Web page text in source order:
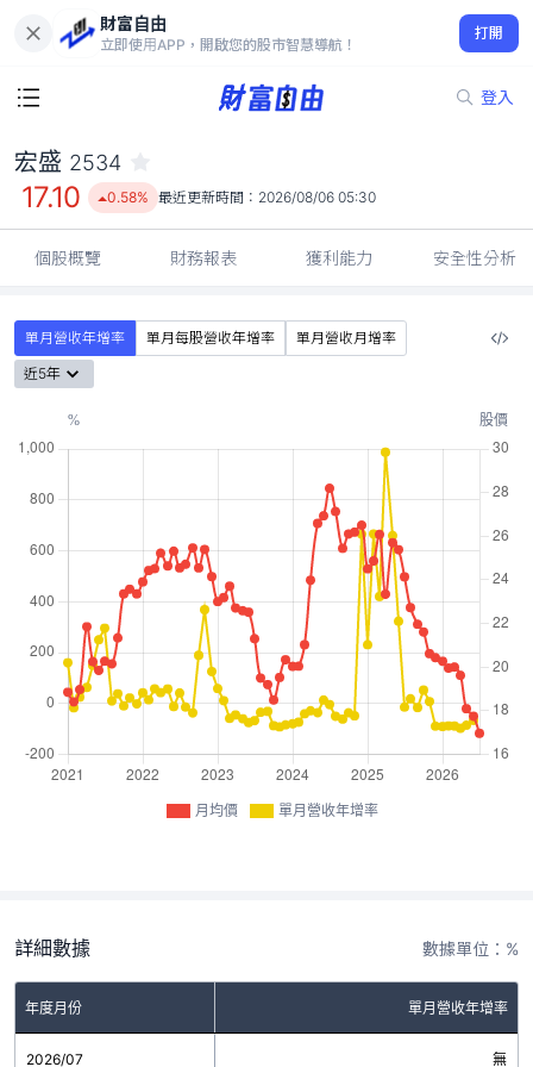
財富自由
立即使用APP，開啟您的股市智慧導航！
打開
登入
17.10
0.58%
宏盛 2534
17.10 0.58% 最近更新時間： 2026/08/06 05:30
個股概覽 財務報表 獲利能力 安全性分析
單月營收年增率 單月每股營收年增率
單月營收月增率
近5年
月均價 單月營收年增率
詳細數據 數據單位：%
年度月份 單月營收年增率
2026/07 無